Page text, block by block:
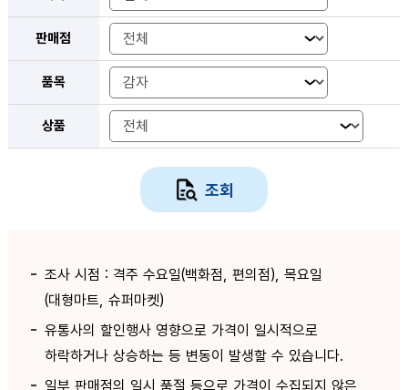
판매점
품목
상품
조회
조사 시점 : 격주 수요일(백화점, 편의점), 목요일
(대형마트, 슈퍼마켓)
유통사의 할인행사 영향으로 가격이 일시적으로
하락하거나 상승하는 등 변동이 발생할 수 있습니다.
일부 판매점의 일시 품절 등으로 가격이 수집되지 않은